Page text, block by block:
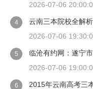
2026-07-06
4
云南三本院校全解
2026-07-06
5
临沧有约网：遂宁
2026-07-06
6 2015年云南高考三